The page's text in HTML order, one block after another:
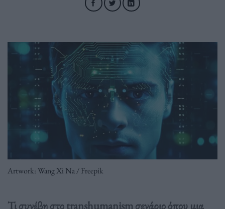
Artwork: Wang Xi Na / Freepik
Τι συνέβη στο transhumanism σενάριο όπου μια